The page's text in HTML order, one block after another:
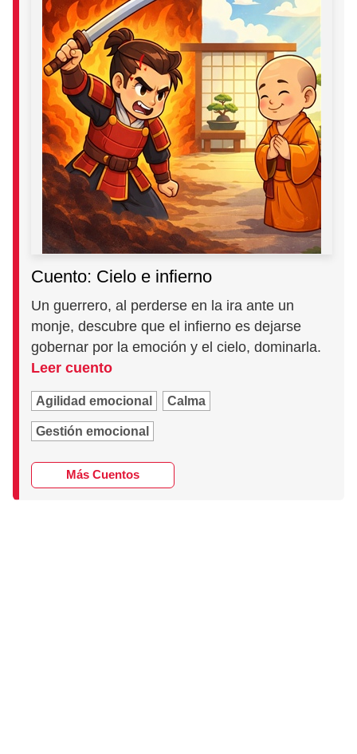
Cuento: Cielo e infierno
Un guerrero, al perderse en la ira ante un
monje, descubre que el infierno es dejarse
gobernar por la emoción y el cielo, dominarla.
Leer cuento
Agilidad emocional Calma
Gestión emocional
Más Cuentos